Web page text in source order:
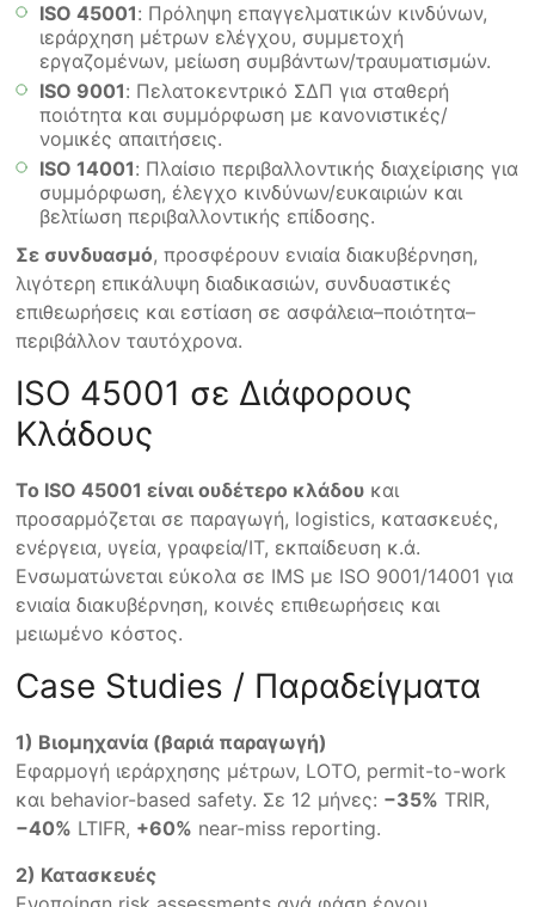
ISO 45001: Πρόληψη επαγγελματικών κινδύνων,
ιεράρχηση μέτρων ελέγχου, συμμετοχή
εργαζομένων, μείωση συμβάντων/τραυματισμών.
ISO 9001: Πελατοκεντρικό ΣΔΠ για σταθερή
ποιότητα και συμμόρφωση με κανονιστικές/
νομικές απαιτήσεις.
ISO 14001: Πλαίσιο περιβαλλοντικής διαχείρισης για
συμμόρφωση, έλεγχο κινδύνων/ευκαιριών και
βελτίωση περιβαλλοντικής επίδοσης.
Σε συνδυασμό, προσφέρουν ενιαία διακυβέρνηση,
λιγότερη επικάλυψη διαδικασιών, συνδυαστικές
επιθεωρήσεις και εστίαση σε ασφάλεια–ποιότητα–
περιβάλλον ταυτόχρονα.
ISO 45001 σε Διάφορους
Κλάδους
Το ISO 45001 είναι ουδέτερο κλάδου και
προσαρμόζεται σε παραγωγή, logistics, κατασκευές,
ενέργεια, υγεία, γραφεία/IT, εκπαίδευση κ.ά.
Ενσωματώνεται εύκολα σε IMS με ISO 9001/14001 για
ενιαία διακυβέρνηση, κοινές επιθεωρήσεις και
μειωμένο κόστος.
Case Studies / Παραδείγματα
1) Βιομηχανία (βαριά παραγωγή)
Εφαρμογή ιεράρχησης μέτρων, LOTO, permit-to-work
και behavior-based safety. Σε 12 μήνες: −35% TRIR,
−40% LTIFR, +60% near-miss reporting.
2) Κατασκευές